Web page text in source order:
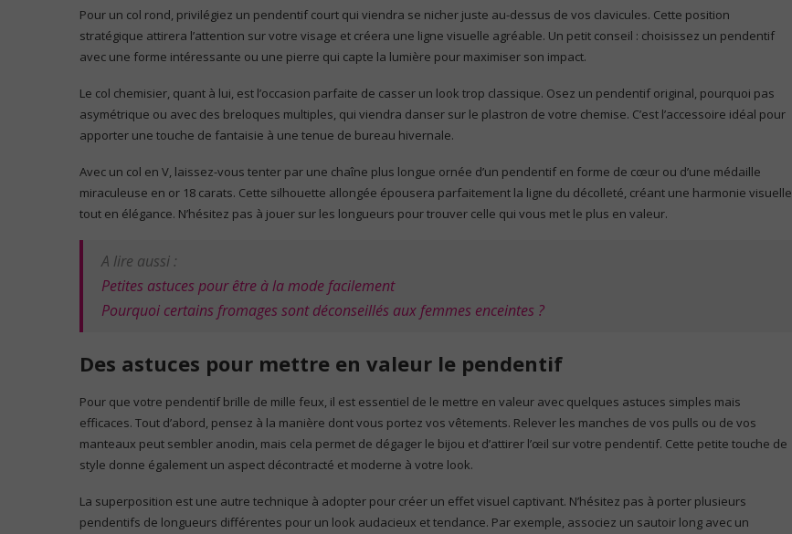
Pour un col rond, privilégiez un pendentif court qui viendra se nicher juste au-dessus de vos clavicules. Cette position
stratégique attirera l’attention sur votre visage et créera une ligne visuelle agréable. Un petit conseil : choisissez un pendentif
avec une forme intéressante ou une pierre qui capte la lumière pour maximiser son impact.
Le col chemisier, quant à lui, est l’occasion parfaite de casser un look trop classique. Osez un pendentif original, pourquoi pas
asymétrique ou avec des breloques multiples, qui viendra danser sur le plastron de votre chemise. C’est l’accessoire idéal pour
apporter une touche de fantaisie à une tenue de bureau hivernale.
Avec un col en V, laissez-vous tenter par une chaîne plus longue ornée d’un pendentif en forme de cœur ou d’une médaille
miraculeuse en or 18 carats. Cette silhouette allongée épousera parfaitement la ligne du décolleté, créant une harmonie visuelle
tout en élégance. N’hésitez pas à jouer sur les longueurs pour trouver celle qui vous met le plus en valeur.
A lire aussi :
Petites astuces pour être à la mode facilement
Pourquoi certains fromages sont déconseillés aux femmes enceintes ?
Des astuces pour mettre en valeur le pendentif
Pour que votre pendentif brille de mille feux, il est essentiel de le mettre en valeur avec quelques astuces simples mais
efficaces. Tout d’abord, pensez à la manière dont vous portez vos vêtements. Relever les manches de vos pulls ou de vos
manteaux peut sembler anodin, mais cela permet de dégager le bijou et d’attirer l’œil sur votre pendentif. Cette petite touche de
style donne également un aspect décontracté et moderne à votre look.
La superposition est une autre technique à adopter pour créer un effet visuel captivant. N’hésitez pas à porter plusieurs
pendentifs de longueurs différentes pour un look audacieux et tendance. Par exemple, associez un sautoir long avec un